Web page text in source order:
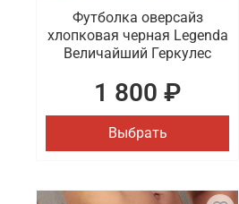
Футболка оверсайз
хлопковая черная Legenda
Величайший Геркулес
1 800 ₽
Выбрать